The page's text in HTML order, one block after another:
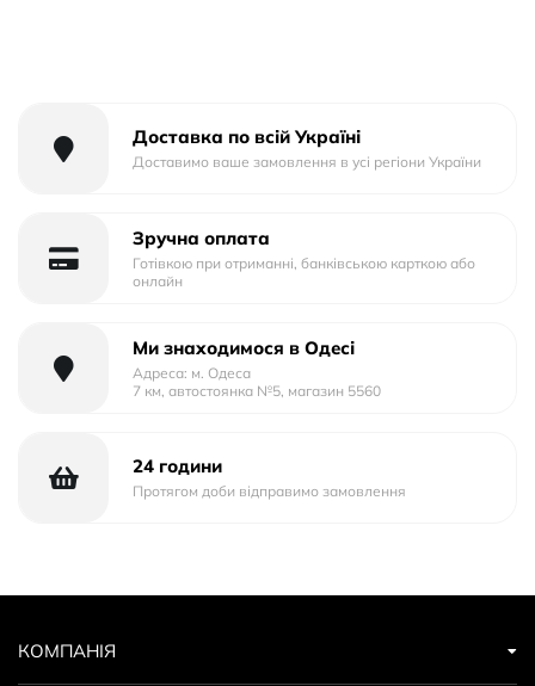
Доставка по всій Україні
Доставимо ваше замовлення в усі регіони України
Зручна оплата
Готівкою при отриманні, банківською карткою або
онлайн
Ми знаходимося в Одесі
Адреса: м. Одеса
7 км, автостоянка №5, магазин 5560
24 години
Протягом доби відправимо замовлення
КОМПАНІЯ